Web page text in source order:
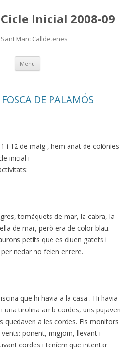
Inicial 2008-09
Sant Marc Calldetenes
Menu Skip
content
DE PALAMÓS
i 12 de maig , hem anat de colònies
inicial i
tomàquets de mar, la cabra, la
de mar, però era de color blau.
petits que es diuen gatets i
nedar ho feien enrere.
que hi havia a la casa . Hi havia
una tirolina amb cordes, uns pujaven
quedaven a les cordes. Els monitors
ponent, migjorn, llevant i
cordes i teníem que intentar